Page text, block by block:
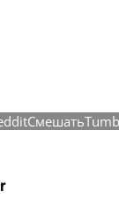
Смешать